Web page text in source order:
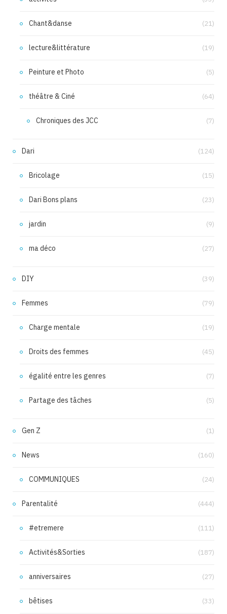
Chant&danse (21)
lecture&littérature (19)
Peinture et Photo (5)
théâtre & Ciné (64)
Chroniques des JCC (7)
Dari (124)
Bricolage (15)
Dari Bons plans (23)
jardin (9)
ma déco (27)
DIY (39)
Femmes (79)
Charge mentale (19)
Droits des femmes (45)
égalité entre les genres (7)
Partage des tâches (5)
Gen Z (1)
News (160)
COMMUNIQUES (24)
Parentalité (444)
#etremere (111)
Activités&Sorties (187)
anniversaires (27)
bêtises (33)